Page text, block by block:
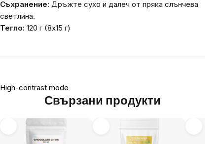
Съхранение: Дръжте сухо и далеч от пряка слънчева
светлина.
Тегло: 120 г (8x15 г)
High-contrast mode
Свързани продукти